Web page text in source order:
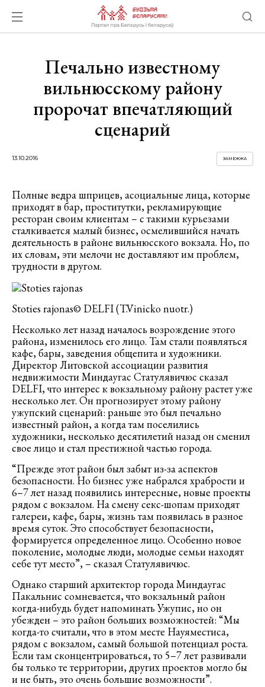
Печально известному
вильнюсскому району
пророчат впечатляющий
сценарий
13.10.2016 ЗАМЕЖЖА
Полные ведра шприцев, асоциальные лица, которые
приходят в бар, проститутки, рекламирующие
ресторан своим клиентам – с такими курьезами
сталкивается малый бизнес, осмелившийся начать
деятельность в районе вильнюсского вокзала. Но, по
их словам, эти мелочи не доставляют им проблем,
трудности в другом.
Stoties rajonas© DELFI (T.Vinicko nuotr.)
Несколько лет назад началось возрождение этого
района, изменилось его лицо. Там стали появляться
кафе, бары, заведения общепита и художники.
Директор Литовской ассоциации развития
недвижимости Миндаугас Статулявичюс сказал
DELFI, что интерес к вокзальному району растет уже
несколько лет. Он прогнозирует этому району
ужупский сценарий: раньше это был печально
известный район, а когда там поселились
художники, несколько десятилетий назад он сменил
свое лицо и стал престижной частью города.
“Прежде этот район был забыт из-за аспектов
безопасности. Но бизнес уже набрался храбрости и
6–7 лет назад появились интересные, новые проекты
рядом с вокзалом. На смену секс-шопам приходят
галереи, кафе, бары, жизнь там появилась в разное
время суток. Это способствует безопасности,
формируется определенное лицо. Особенно новое
поколение, молодые люди, молодые семьи находят
себе тут место”, – сказал Статулявичюс.
Однако старший архитектор города Миндаугас
Пакальнис сомневается, что вокзальный район
когда-нибудь будет напоминать Ужупис, но он
убежден – это район больших возможностей: “Мы
когда-то считали, что в этом месте Науяместиса,
рядом с вокзалом, самый большой потенциал роста.
Если там сконцентрироваться, то 5–7 лет развивали
бы только те территории, других проектов могло бы
и не быть, это очень большие возможности”.